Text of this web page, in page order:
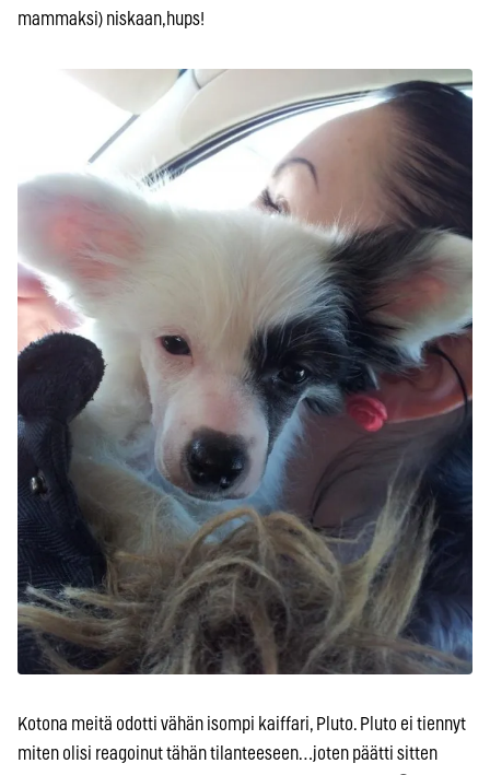
mammaksi) niskaan,hups!
Kotona meitä odotti vähän isompi kaiffari, Pluto. Pluto ei tiennyt
miten olisi reagoinut tähän tilanteeseen…joten päätti sitten